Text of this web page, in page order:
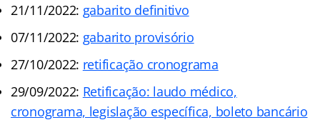
21/11/2022: gabarito definitivo
07/11/2022: gabarito provisório
27/10/2022: retificação cronograma
29/09/2022: Retificação: laudo médico,
cronograma, legislação específica, boleto bancário